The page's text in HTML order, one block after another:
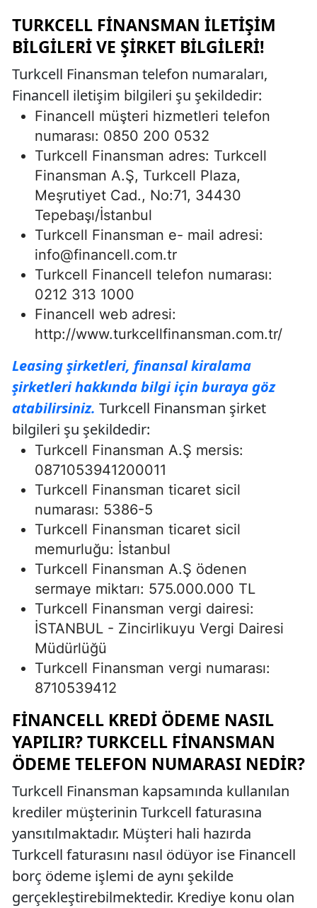
TURKCELL FINANSMAN İLETIŞIM
BILGILERI VE ŞIRKET BILGILERI!
Turkcell Finansman telefon numaraları,
Financell iletişim bilgileri şu şekildedir:
Financell müşteri hizmetleri telefon
numarası: 0850 200 0532
Turkcell Finansman adres: Turkcell
Finansman A.Ş, Turkcell Plaza,
Meşrutiyet Cad., No:71, 34430
Tepebaşı/İstanbul
Turkcell Finansman e- mail adresi:
info@financell.com.tr
Turkcell Financell telefon numarası:
0212 313 1000
Financell web adresi:
http://www.turkcellfinansman.com.tr/
Leasing şirketleri, finansal kiralama
şirketleri hakkında bilgi için buraya göz
atabilirsiniz. Turkcell Finansman şirket
bilgileri şu şekildedir:
Turkcell Finansman A.Ş mersis:
0871053941200011
Turkcell Finansman ticaret sicil
numarası: 5386-5
Turkcell Finansman ticaret sicil
memurluğu: İstanbul
Turkcell Finansman A.Ş ödenen
sermaye miktarı: 575.000.000 TL
Turkcell Finansman vergi dairesi:
İSTANBUL - Zincirlikuyu Vergi Dairesi
Müdürlüğü
Turkcell Finansman vergi numarası:
8710539412
FINANCELL KREDI ÖDEME NASIL
YAPILIR? TURKCELL FINANSMAN
ÖDEME TELEFON NUMARASI NEDIR?
Turkcell Finansman kapsamında kullanılan
krediler müşterinin Turkcell faturasına
yansıtılmaktadır. Müşteri hali hazırda
Turkcell faturasını nasıl ödüyor ise Financell
borç ödeme işlemi de aynı şekilde
gerçekleştirebilmektedir. Krediye konu olan